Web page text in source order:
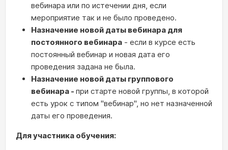
вебинара или по истечении дня, если
мероприятие так и не было проведено.
Назначение новой даты вебинара для
постоянного вебинара - если в курсе есть
постоянный вебинар и новая дата его
проведения задана не была.
Назначение новой даты группового
вебинара - при старте новой группы, в которой
есть урок с типом "вебинар", но нет назначенной
даты его проведения.
Для участника обучения: